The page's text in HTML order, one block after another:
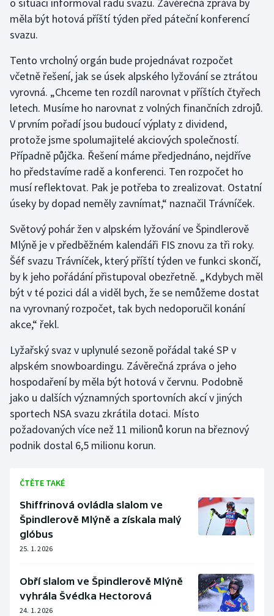
o situaci informoval radu svazu. Závěrečná zpráva by
měla být hotová příští týden před páteční konferencí
svazu.
Tento vrcholný orgán bude projednávat rozpočet
včetně řešení, jak se úsek alpského lyžování se ztrátou
vyrovná. „Chceme ten rozdíl narovnat v příštích čtyřech
letech. Musíme ho narovnat z volných finančních zdrojů.
V prvním pořadí jsou budoucí výplaty z dividend,
protože jsme spolumajitelé akciových společností.
Případně půjčka. Řešení máme předjednáno, nejdříve
ho představíme radě a konferenci. Ten rozpočet ho
musí reflektovat. Pak je potřeba to zrealizovat. Ostatní
úseky by dopad neměly zavnímat,“ naznačil Trávníček.
Světový pohár žen v alpském lyžování ve Špindlerově
Mlýně je v předběžném kalendáři FIS znovu za tři roky.
Šéf svazu Trávníček, který příští týden ve funkci skončí,
by k jeho pořádání přistupoval obezřetně. „Kdybych měl
být v té pozici dál a viděl bych, že se nemůžeme dostat
na vyrovnaný rozpočet, tak bych nedoporučil konání
akce,“ řekl.
Lyžařský svaz v uplynulé sezoně pořádal také SP v
alpském snowboardingu. Závěrečná zpráva o jeho
hospodaření by měla být hotová v červnu. Podobně
jako u dalších významných sportovních akcí v jiných
sportech NSA svazu zkrátila dotaci. Místo
požadovaných více než 11 milionů korun na březnový
podnik dostal 6,5 milionu korun.
ČTĚTE TAKÉ
Shiffrinová ovládla slalom ve
Špindlerově Mlýně a získala malý
glóbus
25. 1. 2026
Obří slalom ve Špindlerově Mlýně
vyhrála Švédka Hectorová
24. 1. 2026